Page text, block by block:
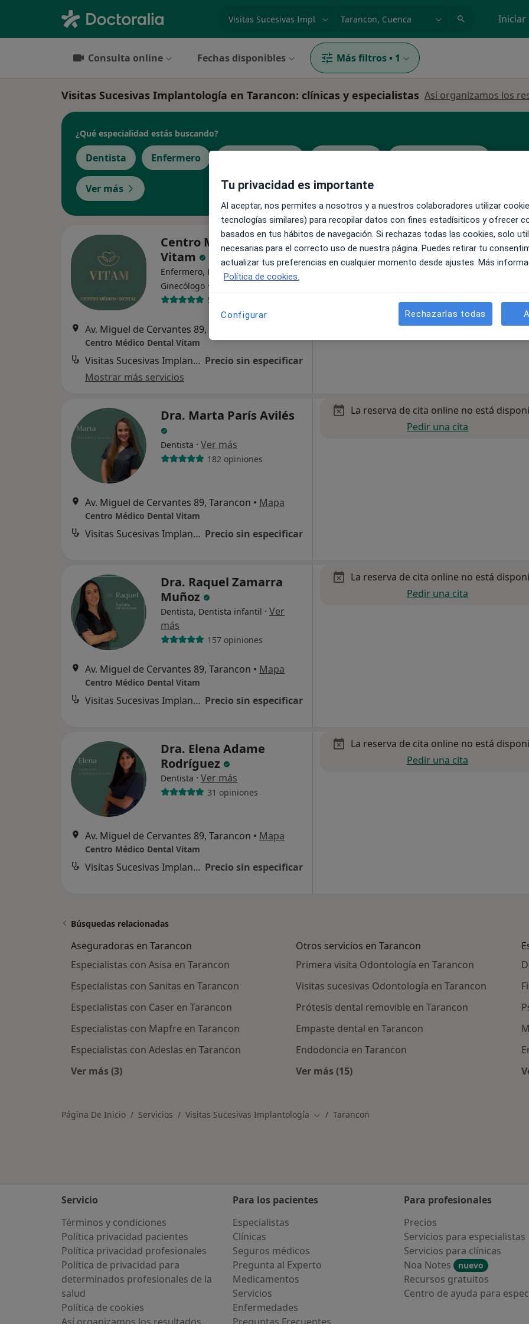
Iniciar
Consulta online Fechas disponibles Más filtros • 1
Visitas Sucesivas Implantología en Tarancon: clínicas y especialistas Así organizamos los
¿Qué especialidad estás buscando?
Dentista Enfermero
Ver más
Centro Médico Dental
Vitam
Enfermero, Fisioterapeuta,
Ginecólogo ·
590 opiniones
Av. Miguel de Cervantes 89, Tarancon
Centro Médico Dental Vitam
Visitas Sucesivas Implantología Precio sin especificar
Mostrar más servicios
La reserva de cita online no está
Mostrar perfil
Dra. Marta París Avilés
Dentista · Ver más
182 opiniones
Av. Miguel de Cervantes 89, Tarancon • Mapa
Centro Médico Dental Vitam
Visitas Sucesivas Implantología Precio sin especificar
La reserva de cita online no está
Pedir una cita
Dra. Raquel Zamarra
Muñoz
Dentista, Dentista infantil · Ver
más
157 opiniones
Av. Miguel de Cervantes 89, Tarancon • Mapa
Centro Médico Dental Vitam
Visitas Sucesivas Implantología Precio sin especificar
La reserva de cita online no está
Pedir una cita
Dra. Elena Adame
Rodríguez
Dentista · Ver más
31 opiniones
Av. Miguel de Cervantes 89, Tarancon • Mapa
Centro Médico Dental Vitam
Visitas Sucesivas Implantología Precio sin especificar
La reserva de cita online no está
Pedir una cita
Búsquedas relacionadas
Aseguradoras en Tarancon
Especialistas con Asisa en Tarancon
Especialistas con Sanitas en Tarancon
Especialistas con Caser en Tarancon
Especialistas con Mapfre en Tarancon
Especialistas con Adeslas en Tarancon
Ver más (3)
Otros servicios en Tarancon
Primera visita Odontología en Tarancon
Visitas sucesivas Odontología en Tarancon
Prótesis dental removible en Tarancon
Empaste dental en Tarancon
Endodoncia en Tarancon
Ver más (15)
Página De Inicio Servicios Visitas Sucesivas Implantología Cambiar de ciudad
Tarancon
Servicio
Términos y condiciones
Política privacidad pacientes
Política privacidad profesionales
Política de privacidad para
determinados profesionales de la
salud
Política de cookies
Para los pacientes
Especialistas
Clínicas
Seguros médicos
Pregunta al Experto
Medicamentos
Servicios
Enfermedades
Para profesionales
Precios
Servicios para especialistas
Servicios para clínicas
Noa Notes
nuevo
Recursos gratuitos
Centro de ayuda para
Tu privacidad es importante
Al aceptar, nos permites a nosotros y a nuestros colaboradores utilizar
tecnologías similares) para recopilar datos con fines estadísiticos y ofrecer
basados en tus hábitos de navegación. Si rechazas todas las cookies, solo
necesarias para el correcto uso de nuestra página. Puedes retirar tu
actualizar tus preferencias en cualquier momento desde ajustes. Más
Política de cookies.
Configurar Rechazarlas todas